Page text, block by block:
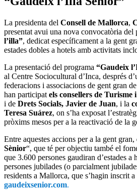
La presidenta del Consell de Mallorca,
presentat avui una nova convocatòria del
l’illa”, dedicat específicament a la gent
estades dobles a hotels amb activitats
La presentació del programa “Gaudeix
al Centre Sociocultural d’Inca, després
federacions i associacions de gent gran
han participat els consellers de Turisme
i de Drets Socials, Javier de Juan, i la
Teresa Suárez, on s’ha exposat
pròxims mesos per a la reactivació de la
Entre aquestes accions per a la gent gran,
Sènior“, que té per objectiu també el
que 3.600 persones gaudiran d’estades
persones jubilades (o parcialment
residents a Mallorca, que s’hagin inscrit a
gaudeixsenior.com.